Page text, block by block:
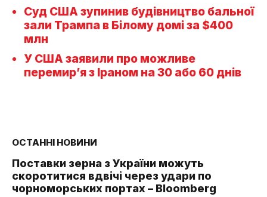
Суд США зупинив будівництво бальної
зали Трампа в Білому домі за $400
млн
У США заявили про можливе
перемир’я з Іраном на 30 або 60 днів
ОСТАННІ НОВИНИ
Поставки зерна з України можуть
скоротитися вдвічі через удари по
чорноморських портах – Bloomberg